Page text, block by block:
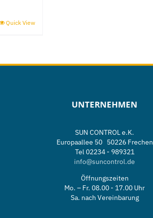
Quick View
UNTERNEHMEN
SUN CONTROL e.K.
Europaallee 50 50226 Frechen
Tel 02234 - 989321
info@suncontrol.de
Öffnungszeiten
Mo. – Fr. 08.00 - 17.00 Uhr
Sa. nach Vereinbarung